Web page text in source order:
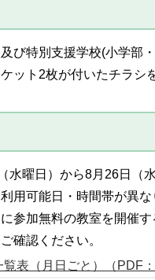
び特別支援学校(小学部
ット2枚が付いたチラシ
水曜日）から8月26日（水
用可能日・時間帯が異
参加無料の教室を開催す
確認ください。
覧表（月日ごと）（PDF